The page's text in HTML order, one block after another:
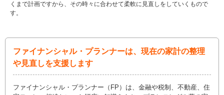
くまで計画ですから、その時々に合わせて柔軟に見直しをしていくもので
す。
ファイナンシャル・プランナーは、現在の家計の整理
や見直しを支援します
ファイナンシャル・プランナー（FP）は、金融や税制、不動産、住